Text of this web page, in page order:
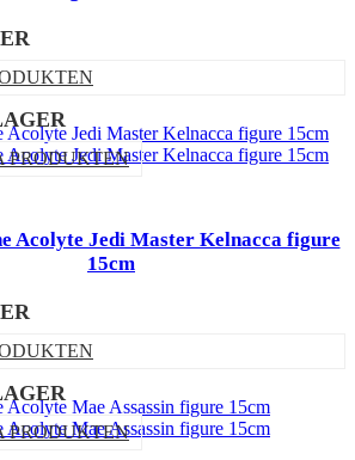
PRODUKTEN
Acolyte Jedi Master Kelnacca figure
15cm
PRODUKTEN